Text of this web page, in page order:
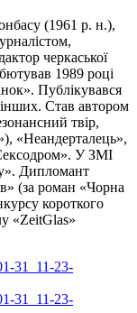
(1961 р. н.),
черкаської
1989 році
Публікувався
інших. Став автором
твір,
«Неандерталець»,
У ЗМІ
Дипломант
(за роман «Чорна
короткого
«ZeitGlas»